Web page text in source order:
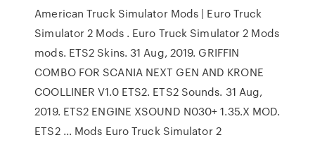
American Truck Simulator Mods | Euro Truck
Simulator 2 Mods . Euro Truck Simulator 2 Mods
mods. ETS2 Skins. 31 Aug, 2019. GRIFFIN
COMBO FOR SCANIA NEXT GEN AND KRONE
COOLLINER V1.0 ETS2. ETS2 Sounds. 31 Aug,
2019. ETS2 ENGINE XSOUND N030+ 1.35.X MOD.
ETS2 ... Mods Euro Truck Simulator 2